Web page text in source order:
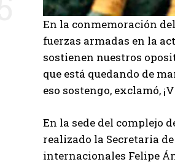
En la conmemoración
fuerzas armadas en la
sostienen nuestros
que está quedando de
eso sostengo, exclamó,
En la sede del complejo
realizado la Secretaria
internacionales Felipe